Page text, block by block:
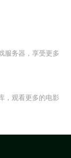
服务器，享受更多
，观看更多的电影